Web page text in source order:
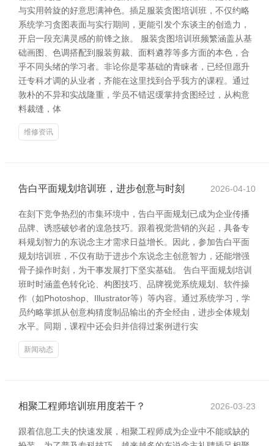
与实用斡旋的好意思满神色。插足服装贪图培训班，不仅约略
系统学习贪图表面与实行期间，更能引发个东谈主的创造力，
开启一段充满灵感的前锋之旅。 服装贪图培训班频繁涵盖从基
础画图、色调搭配到服装剪裁、面料遴荐等多方面的本色，合
乎不同头绪的学习者。非论你是零基础的青睐者，已经但愿升
迁专科才调的从业者，齐能在这里找到合乎我方的课程。通过
敦朴的不异和实战隆重，学员不错迟缓掌持贪图经过，从构意
料裁缝，体
维修资讯
告白平面规划培训班，进步创意与时刻 2026-04-10
在刻下竞争热烈的市集环境中，告白平面规划已成为企业传播
品牌、诱惑破钞者的遑急技巧。跟着视觉营销的兴起，具备专
科规划智力的东说念主才需求日益增长。因此，参加告白平面
规划培训班，不仅有助于进步个东说念主创意智力，还能增强
骨子操作时刻，为干事发展打下坚实基础。 告白平面规划培训
班时时涵盖色转化论、构图技巧、品牌视觉系统规划、软件操
作（如Photoshop、Illustrator等）等内容。通过系统学习，学
员约略掌抓从创意构猜度制品输出的齐全经由，进步全体规划
水平。同期，课程中还会归并信得过案例进行实
新闻动态
相聚工程师培训班用度若干？ 2026-03-23
跟着信息工夫的快速发展，相聚工程师成为企业中不能或缺的